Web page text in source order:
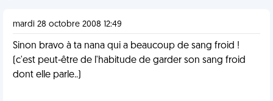
mardi 28 octobre 2008 12:49
Sinon bravo à ta nana qui a beaucoup de sang froid !
(c'est peut-être de l'habitude de garder son sang froid
dont elle parle..)